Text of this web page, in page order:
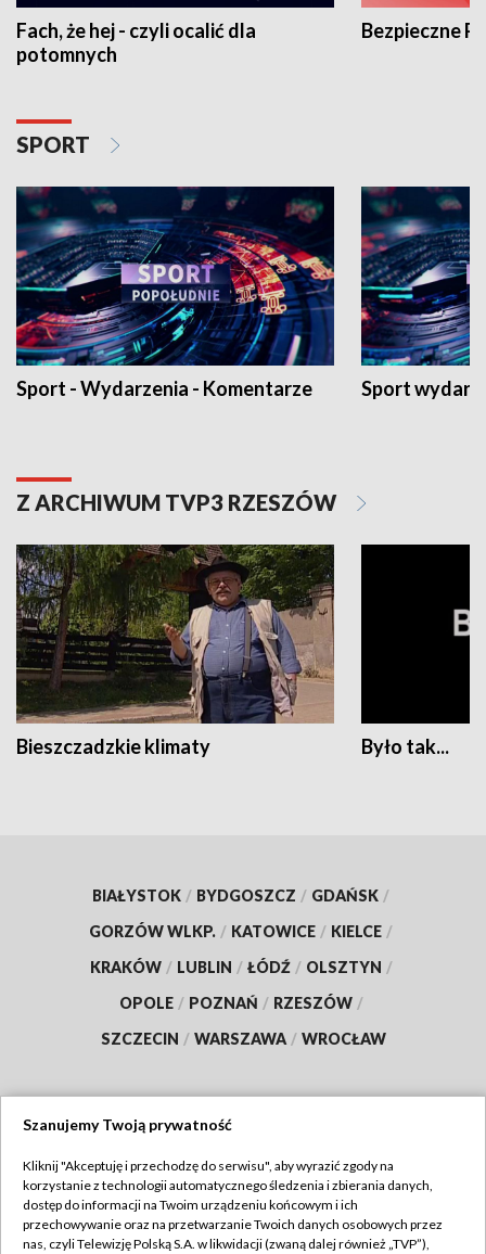
Fach, że hej - czyli ocalić dla
potomnych
Bezpieczne
SPORT
Sport - Wydarzenia - Komentarze Sport
Z ARCHIWUM TVP3 RZESZÓW
Bieszczadzkie klimaty Było tak...
BIAŁYSTOK / BYDGOSZCZ / GDAŃSK /
GORZÓW WLKP. / KATOWICE / KIELCE /
KRAKÓW / LUBLIN / ŁÓDŹ / OLSZTYN /
OPOLE / POZNAŃ / RZESZÓW /
SZCZECIN / WARSZAWA / WROCŁAW
TVP
Abonament TVP
Regulamin TVP
Szanujemy Twoją prywatność
Kliknij "Akceptuję i przechodzę do serwisu", aby wyrazić zgody na
korzystanie z technologii automatycznego śledzenia i zbierania danych,
dostęp do informacji na Twoim urządzeniu końcowym i ich
przechowywanie oraz na przetwarzanie Twoich danych osobowych przez
nas, czyli Telewizję Polską S.A. w likwidacji (zwaną dalej również „TVP”),